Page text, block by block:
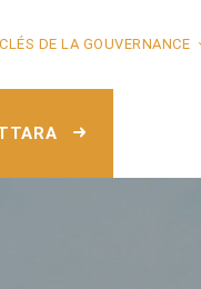
DE LA GOUVERNANCE